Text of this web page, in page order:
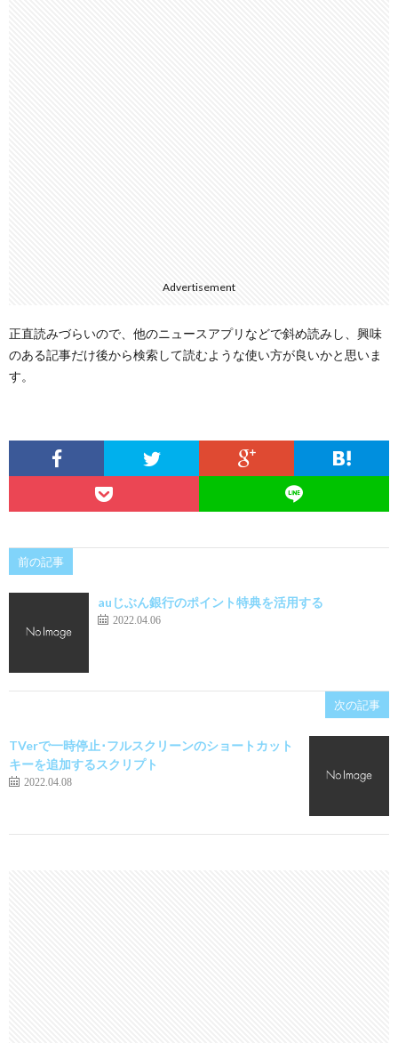
Advertisement
正直読みづらいので、他のニュースアプリなどで斜め読みし、興味
のある記事だけ後から検索して読むような使い方が良いかと思いま
す。
前の記事
auじぶん銀行のポイント特典を活用する
2022.04.06
次の記事
TVerで一時停止･フルスクリーンのショートカット
キーを追加するスクリプト
2022.04.08